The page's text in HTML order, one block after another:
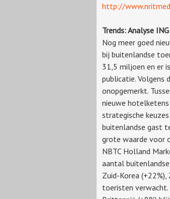
http://
Trends: Analyse
Nog meer goed
bij buitenlandse
31,5 miljoen en er
publicatie. Volgens
onopgemerkt.
nieuwe hotelketens
strategische
buitenlandse gast
grote waarde voor
NBTC Holland
aantal
Zuid-Korea
toeristen verwacht.